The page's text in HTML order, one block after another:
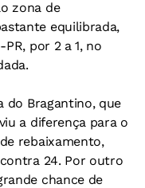
zona de
equilibrada,
por 2 a 1, no
do Bragantino, que
a diferença para o
rebaixamento,
24. Por outro
chance de